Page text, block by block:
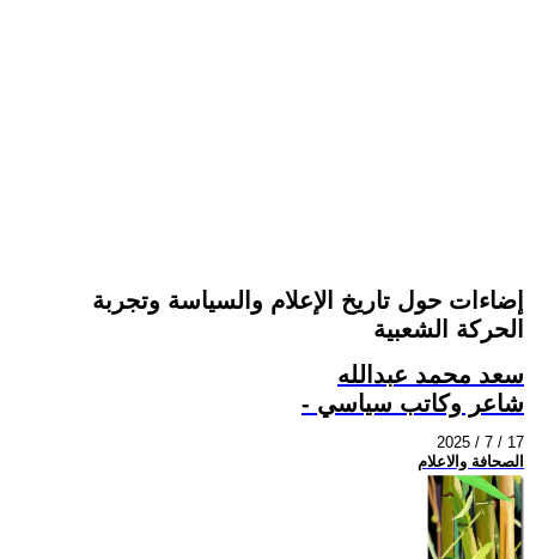
إضاءات حول تاريخ الإعلام والسياسة وتجربة
الحركة الشعبية
سعد محمد عبدالله
- شاعر وكاتب سياسي
2025 / 7 / 17
الصحافة والاعلام